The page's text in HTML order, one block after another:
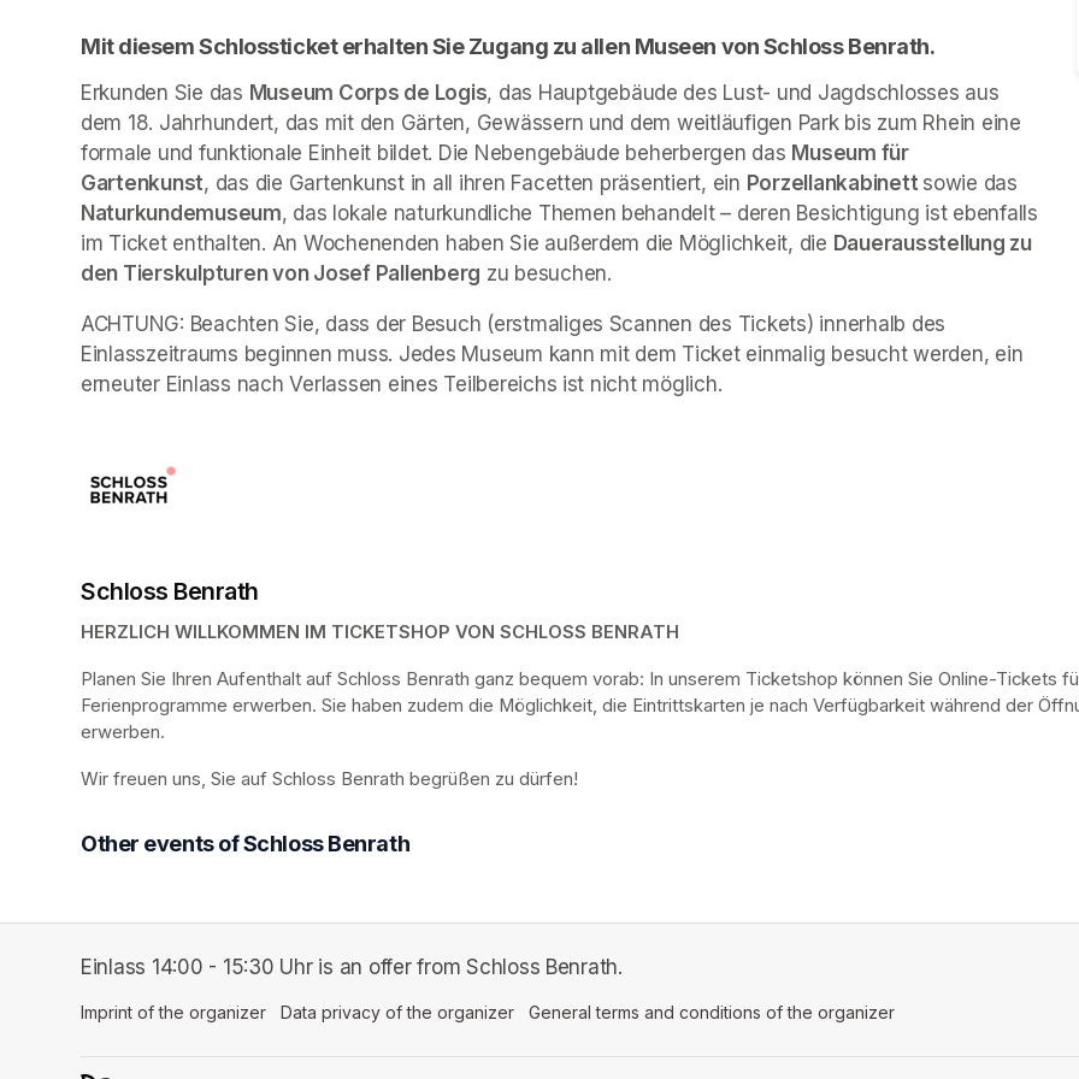
Mit diesem Schlossticket erhalten Sie Zugang zu allen Museen von Schloss Benrath.
Erkunden Sie das Museum Corps de Logis, das Hauptgebäude des Lust- und Jagdschlosses aus
dem 18. Jahrhundert, das mit den Gärten, Gewässern und dem weitläufigen Park bis zum Rhein eine
formale und funktionale Einheit bildet. Die Nebengebäude beherbergen das Museum für
Gartenkunst, das die Gartenkunst in all ihren Facetten präsentiert, ein Porzellankabinett
Naturkundemuseum, das lokale naturkundliche Themen behandelt – deren Besichtigung ist ebenfalls
im Ticket enthalten. An Wochenenden haben Sie außerdem die Möglichkeit, die Dauerausstellung zu
den Tierskulpturen von Josef Pallenberg zu besuchen.
ACHTUNG: Beachten Sie, dass der Besuch (erstmaliges Scannen des Tickets) innerhalb des
Einlasszeitraums beginnen muss. Jedes Museum kann mit dem Ticket einmalig besucht werden, ein
erneuter Einlass nach Verlassen eines Teilbereichs ist nicht möglich.
Schloss Benrath
HERZLICH WILLKOMMEN IM TICKETSHOP VON SCHLOSS BENRATH
Planen Sie Ihren Aufenthalt auf Schloss Benrath ganz bequem vorab: In unserem Ticketshop können Sie Online-Tickets
Ferienprogramme erwerben. Sie haben zudem die Möglichkeit, die Eintrittskarten je nach Verfügbarkeit während der
erwerben.
Wir freuen uns, Sie auf Schloss Benrath begrüßen zu dürfen!
Other events of Schloss Benrath
Einlass 14:00 - 15:30 Uhr is an offer from Schloss Benrath.
Imprint of the organizer (opens in a new tab)
Data privacy of the organizer (opens in a new tab)
General terms and conditions of the organizer